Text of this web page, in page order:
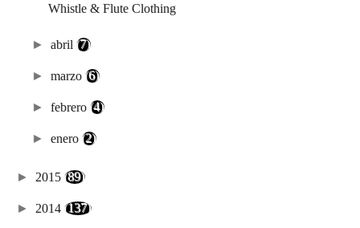
Whistle & Flute Clothing
►abril(7)
►marzo(6)
►febrero(4)
►enero(2)
► 2015 (89)
► 2014 (137)